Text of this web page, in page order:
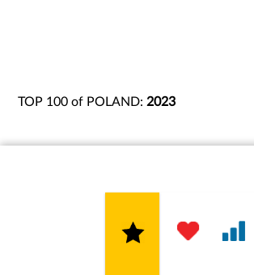
TOP 100 of POLAND:2023